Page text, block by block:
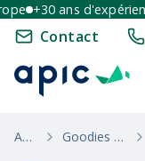
+30 ans d'expérience
Contact
Accueil Goodies High-Tech